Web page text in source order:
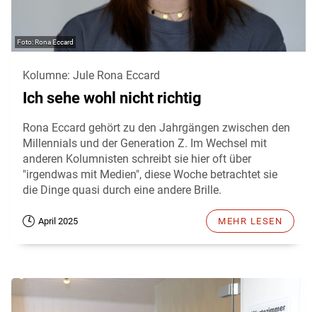
Rona Eccard
Kolumne: Jule Rona Eccard
Ich sehe wohl nicht richtig
Rona Eccard gehört zu den Jahrgängen zwischen den
Millennials und der Generation Z. Im Wechsel mit
anderen Kolumnisten schreibt sie hier oft über
"irgendwas mit Medien", diese Woche betrachtet sie
die Dinge quasi durch eine andere Brille.
April 2025 MEHR LESEN